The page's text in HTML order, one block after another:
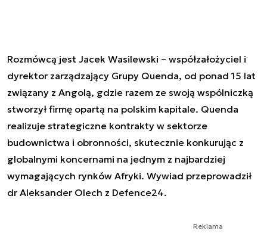
Rozmówcą jest Jacek Wasilewski – współzałożyciel i
dyrektor zarządzający Grupy Quenda, od ponad 15 lat
związany z Angolą, gdzie razem ze swoją wspólniczką
stworzył firmę opartą na polskim kapitale. Quenda
realizuje strategiczne kontrakty w sektorze
budownictwa i obronności, skutecznie konkurując z
globalnymi koncernami na jednym z najbardziej
wymagających rynków Afryki. Wywiad przeprowadził
dr Aleksander Olech z Defence24.
Reklama